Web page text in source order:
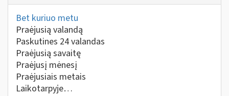
Bet kuriuo metu
Praėjusią valandą
Paskutines 24 valandas
Praėjusią savaitę
Praėjusį mėnesį
Praėjusiais metais
Laikotarpyje…